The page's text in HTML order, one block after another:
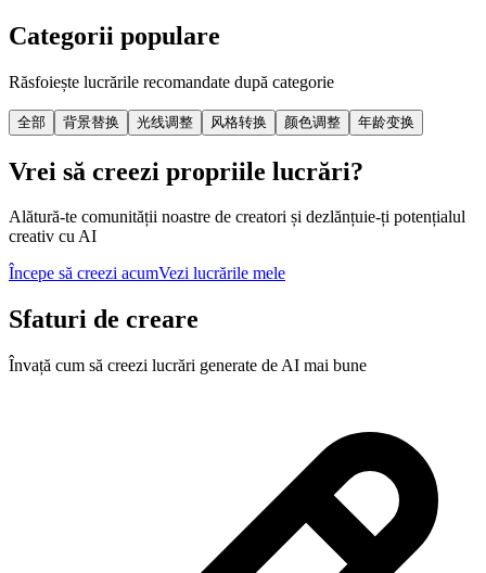
Categorii populare
Răsfoiește lucrările recomandate după categorie
全部 背景替换 光线调整 风格转换 颜色调整 年龄变换
Vrei să creezi propriile lucrări?
Alătură-te comunității noastre de creatori și dezlănțuie-ți potențialul
creativ cu AI
Începe să creezi acumVezi lucrările mele
Sfaturi de creare
Învață cum să creezi lucrări generate de AI mai bune